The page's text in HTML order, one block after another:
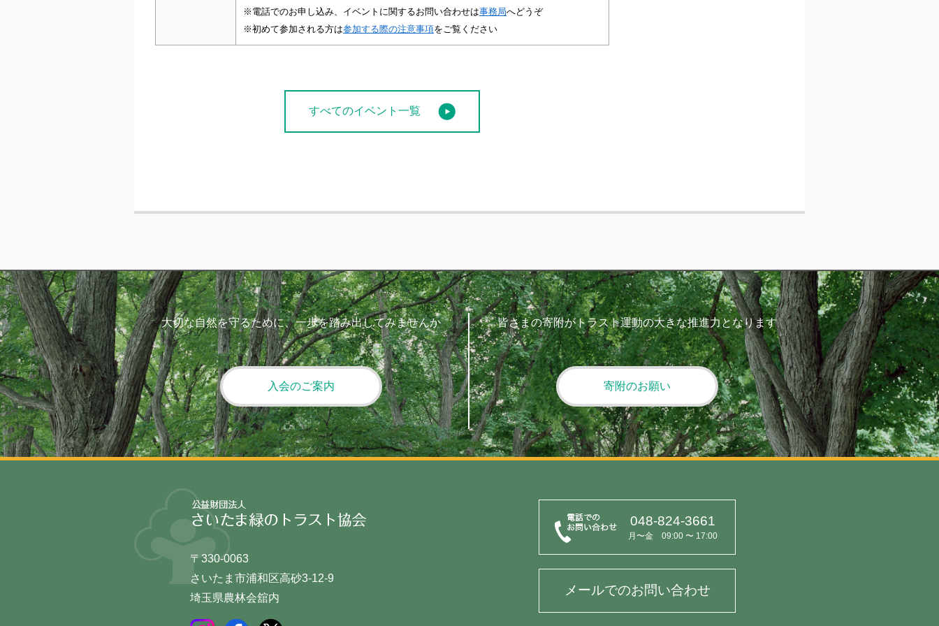
※電話でのお申し込み、イベントに関するお問い合わせは事務局へどうぞ
※初めて参加される方は参加する際の注意事項をご覧ください
すべてのイベント一覧
大切な自然を守るために、一歩を踏み出してみませんか
入会のご案内
皆さまの寄附がトラスト運動の大きな推進力となります
寄附のお願い
〒330-0063
さいたま市浦和区高砂3-12-9
埼玉県農林会舘内
048-824-3661
月〜金 09:00 〜 17:00
メールでのお問い合わせ